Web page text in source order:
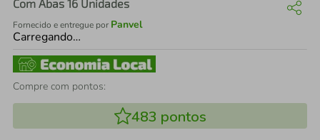
Com Abas 16 Unidades
Fornecido e entregue por Panvel
Carregando…
Compre com pontos:
483 pontos